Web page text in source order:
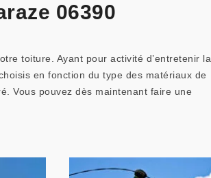
06390
toiture. Ayant pour activité d’entretenir la
en fonction du type des matériaux de
Vous pouvez dès maintenant faire une